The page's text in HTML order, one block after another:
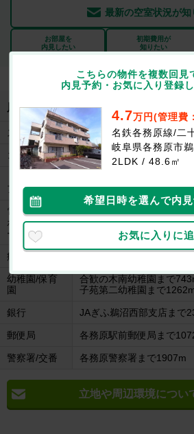
最新の空室状況が知
お部屋を
内見したい
初期費用が
知りたい
周辺施設
スーパー アピタ各務原店まで
コンビニ ファミリーマート鵜沼三
ア
電気量販店/
ホームセンタ
ー
ヤマダ電機テックランド
病院
幼稚園/保育
園
合歓の木南幼稚園まで
子苑第二幼稚園まで
銀行 JAぎふ鵜沼西部支店まで
郵便局 各務原駅前郵便局まで
警察署/交番 各務原警察署まで1907m
立地や周辺環境につい
こちらの物件を複数回見
内見予約・お気に入り登録
4.7万円(管理費
名鉄各務原線/二
岐阜県各務原市
2LDK / 48.6㎡
希望日時を選んで内
お気に入りに